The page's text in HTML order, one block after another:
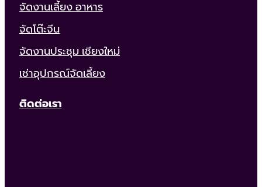
จัดงานเลี้ยง อาหาร
จัดโต๊ะจีน
จัดงานประชุม เชียงใหม่
เช่าอุปกรณ์จัดเลี้ยง
ติดต่อเรา